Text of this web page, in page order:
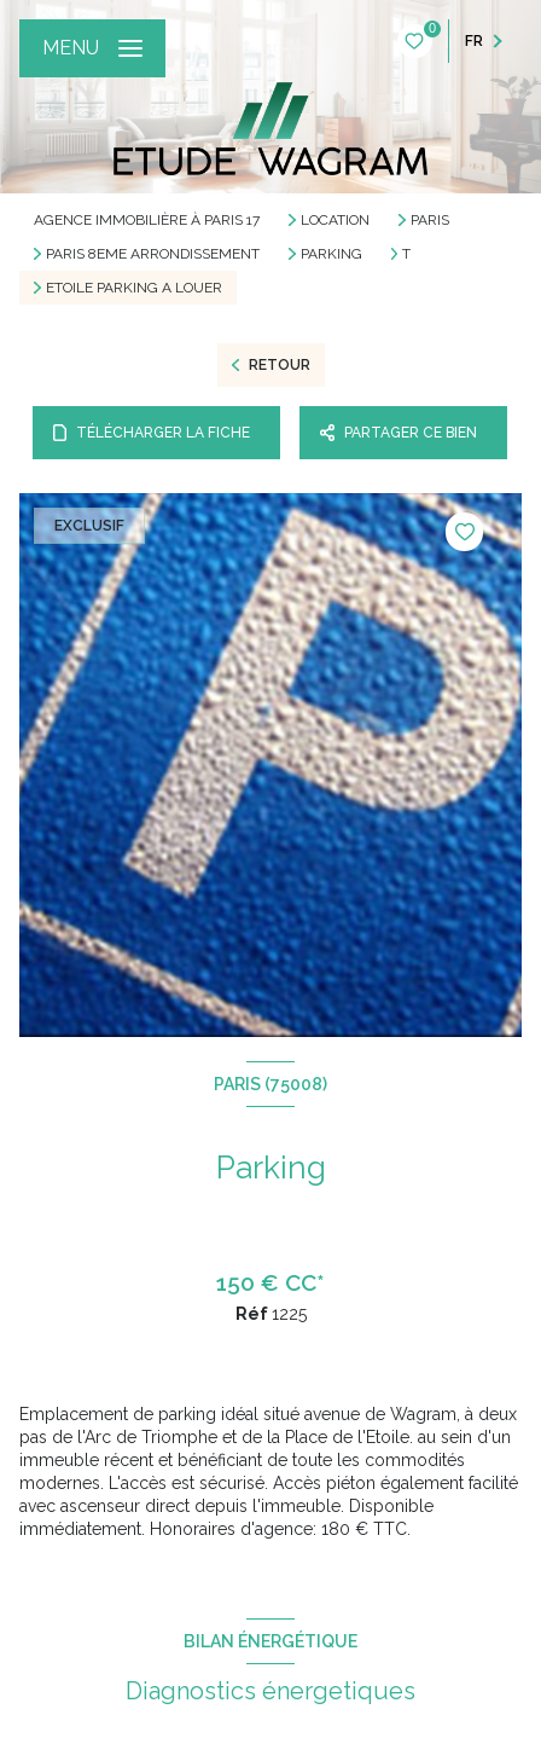
0
FR
MENU
AGENCE IMMOBILIÈRE À PARIS 17 LOCATION
PARIS
PARIS 8EME ARRONDISSEMENT
PARKING
T
ETOILE PARKING A LOUER
RETOUR
TÉLÉCHARGER LA FICHE PARTAGER CE BIEN
EXCLUSIF
PARIS (75008)
Parking
150 € CC*
Réf1225
Emplacement de parking idéal situé avenue de Wagram, à deux
pas de l'Arc de Triomphe et de la Place de l'Etoile. au sein d'un
immeuble récent et bénéficiant de toute les commodités
modernes. L'accès est sécurisé. Accès piéton également facilité
avec ascenseur direct depuis l'immeuble. Disponible
immédiatement. Honoraires d'agence: 180 € TTC.
BILAN ÉNERGÉTIQUE
Diagnostics énergetiques